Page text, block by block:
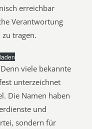
erreichbar
Verantwortung
zu tragen.
viele bekannte
unterzeichnet
Die Namen haben
und
sondern für